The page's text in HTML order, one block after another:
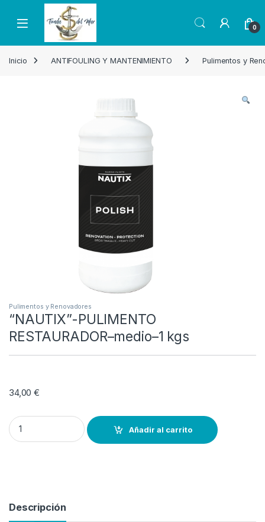
Skip to navigation
Skip to content
Open 0
Inicio ANTIFOULING Y MANTENIMIENTO Pulimentos y
Pulimentos y Renovadores
“NAUTIX”-PULIMENTO
RESTAURADOR–medio–1 kgs
34,00€
"NAUTIX"-PULIMENTO RESTAURADOR--medio--1 kgs quantity
Añadir al carrito
Descripción